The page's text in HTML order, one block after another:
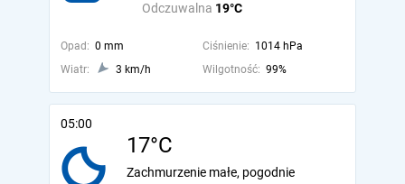
Odczuwalna 19°C
Opad: 0 mm Ciśnienie: 1014 hPa
Wiatr:
3 km/h Wilgotność: 99%
05:00
17°C
Zachmurzenie małe, pogodnie